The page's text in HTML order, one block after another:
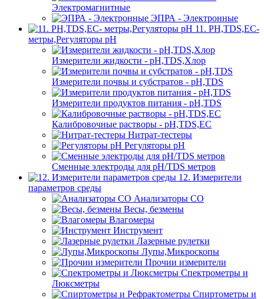
Электромагнитные
ЭПРА - Электронные
11. PH,TDS,EC-
метры,Регуляторы pН
Измерители жидкости - pH,TDS,Хлор
Измерители почвы и субстратов - pH,TDS
Измерители продуктов питания - pH,TDS
Калибровочные растворы - pH,TDS,EC
Нитрат-тестеры
Регуляторы pН
Сменные электроды для pH/TDS метров
12. Измерители
параметров среды
Анализаторы CO
Весы, безмены
Влагомеры
Инструмент
Лазерные рулетки
Лупы,Микроскопы
Прочии измерители
Спектрометры и
Люксметры
Спиртометры и